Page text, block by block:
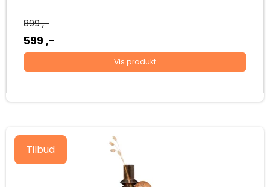
899 ,-
599 ,-
Vis produkt
Tilbud